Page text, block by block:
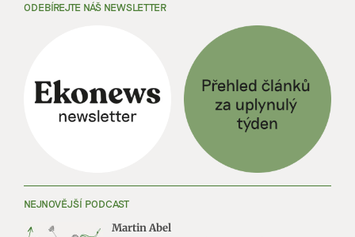
ODEBÍREJTE NÁŠ NEWSLETTER
NEJNOVĚJŠÍ PODCAST
Martin Abel